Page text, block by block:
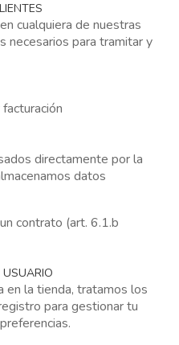
cualquiera de nuestras
necesarios para tramitar y
directamente por la
datos
contrato (art. 6.1.b
USUARIO
en la tienda, tratamos los
para gestionar tu